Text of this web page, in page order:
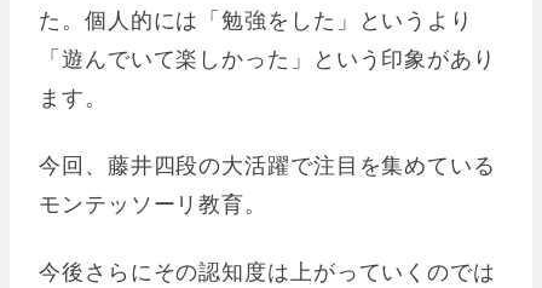
た。個人的には「勉強をした」というより
「遊んでいて楽しかった」という印象があり
ます。
今回、藤井四段の大活躍で注目を集めている
モンテッソーリ教育。
今後さらにその認知度は上がっていくのでは